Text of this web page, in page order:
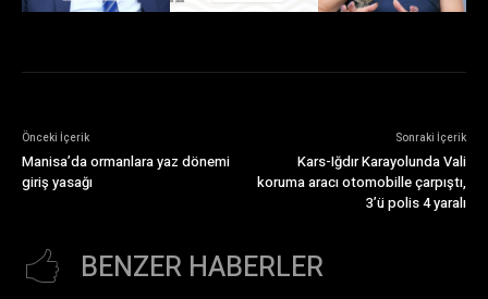
Önceki İçerik
Manisa’da ormanlara yaz dönemi
giriş yasağı
Sonraki İçerik
Kars-Iğdır Karayolunda Vali
koruma aracı otomobille çarpıştı,
3’ü polis 4 yaralı
BENZER HABERLER